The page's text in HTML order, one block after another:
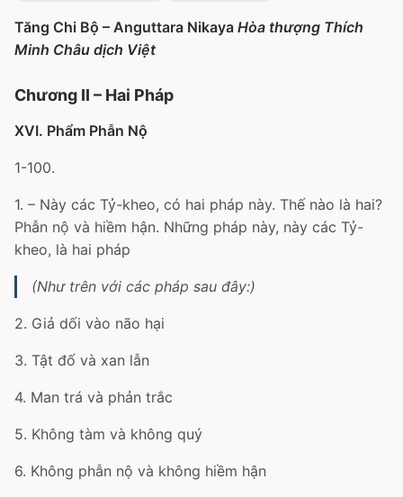
Tăng Chi Bộ – Anguttara Nikaya Hòa thượng Thích
Minh Châu dịch Việt
Chương II – Hai Pháp
XVI. Phẩm Phẫn Nộ
1-100.
1. – Này các Tỷ-kheo, có hai pháp này. Thế nào là hai?
Phẫn nộ và hiềm hận. Những pháp này, này các Tỷ-
kheo, là hai pháp
(Như trên với các pháp sau đây:)
2. Giả dối vào não hại
3. Tật đố và xan lẫn
4. Man trá và phản trắc
5. Không tàm và không quý
6. Không phẫn nộ và không hiềm hận